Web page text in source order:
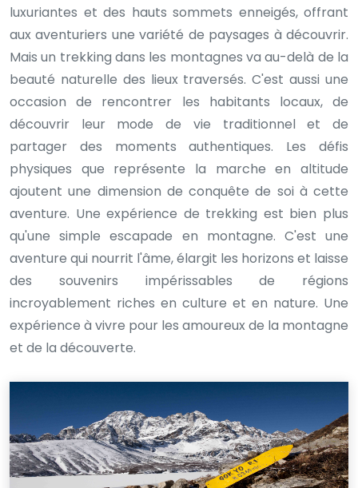
luxuriantes et des hauts sommets enneigés, offrant
aux aventuriers une variété de paysages à découvrir.
Mais un trekking dans les montagnes va au-delà de la
beauté naturelle des lieux traversés. C'est aussi une
occasion de rencontrer les habitants locaux, de
découvrir leur mode de vie traditionnel et de
partager des moments authentiques. Les défis
physiques que représente la marche en altitude
ajoutent une dimension de conquête de soi à cette
aventure. Une expérience de trekking est bien plus
qu'une simple escapade en montagne. C'est une
aventure qui nourrit l'âme, élargit les horizons et laisse
des souvenirs impérissables de régions
incroyablement riches en culture et en nature. Une
expérience à vivre pour les amoureux de la montagne
et de la découverte.